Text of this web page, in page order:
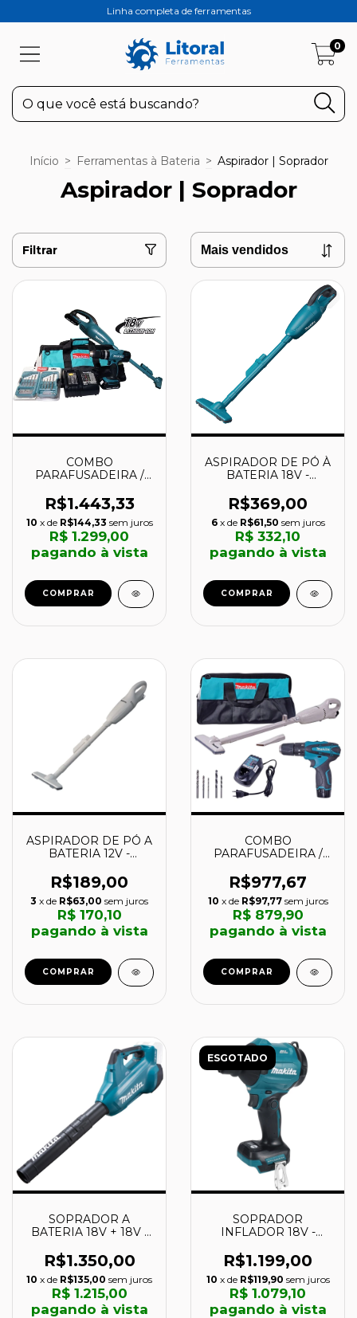
Linha completa de ferramentas
0
Início > Ferramentas à Bateria > Aspirador | Soprador
Aspirador | Soprador
Filtrar
COMBO
PARAFUSADEIRA /
IMPACTO E
ASPIRADOR 18V À
BATERIA -
DLX2056SY1 - MAKITA
R$1.443,33
10 x de R$144,33 sem juros
R$ 1.299,00
pagando à vista
COMPRAR
ASPIRADOR DE PÓ À
BATERIA 18V -
R$369,00
6 x de R$61,50 sem juros
R$ 332,10
pagando à vista
COMPRAR
ASPIRADOR DE PÓ A
BATERIA 12V -
R$189,00
3 x de R$63,00 sem juros
R$ 170,10
pagando à vista
COMPRAR
COMBO
PARAFUSADEIRA /
IMPACTO HP330D +
ASPIRADOR + BOLSA
- DK1204X1 - MAKITA
R$977,67
10 x de R$97,77 sem juros
R$ 879,90
pagando à vista
COMPRAR
SOPRADOR A
BATERIA 18V + 18V -
R$1.350,00
10 x de R$135,00 sem juros
R$ 1.215,00
pagando à vista
ESGOTADO
SOPRADOR
INFLADOR 18V -
R$1.199,00
10 x de R$119,90 sem juros
R$ 1.079,10
pagando à vista